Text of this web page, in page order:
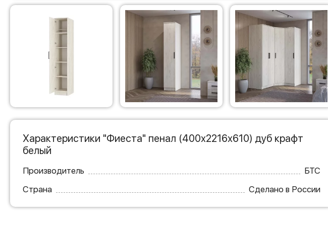
Характеристики "Фиеста" пенал (400х2216х610) дуб крафт
белый
Производитель
БТС
Страна
Сделано в России